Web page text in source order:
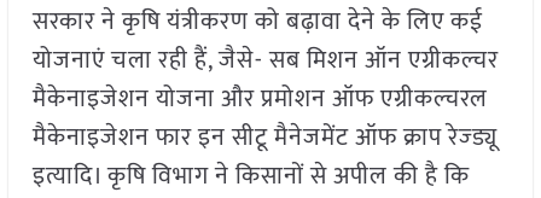
सरकार ने कृषि यंत्रीकरण को बढ़ावा देने के लिए कई
योजनाएं चला रही हैं, जैसे- सब मिशन ऑन एग्रीकल्चर
मैकेनाइजेशन योजना और प्रमोशन ऑफ एग्रीकल्चरल
मैकेनाइजेशन फार इन सीटू मैनेजमेंट ऑफ क्राप रेज्ड्यू
इत्यादि। कृषि विभाग ने किसानों से अपील की है कि